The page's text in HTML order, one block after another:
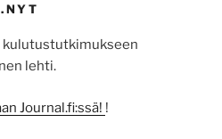
kulutustutkimukseen
lehti.
Journal.fi:ssä! !